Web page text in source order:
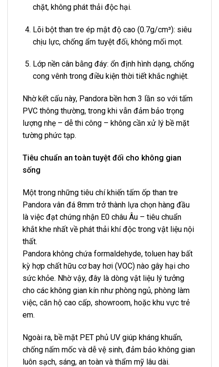
chặt, không phát thải độc hại.
Lõi bột than tre ép mật độ cao (0.7g/cm³): siêu
chịu lực, chống ẩm tuyệt đối, không mối mọt.
Lớp nền cân bằng đáy: ổn định hình dạng, chống
cong vênh trong điều kiện thời tiết khắc nghiệt.
Nhờ kết cấu này, Pandora bền hơn 3 lần so với tấm
PVC thông thường, trong khi vẫn đảm bảo trọng
lượng nhẹ – dễ thi công – không cần xử lý bề mặt
tường phức tạp.
Tiêu chuẩn an toàn tuyệt đối cho không gian
sống
Một trong những tiêu chí khiến tấm ốp than tre
Pandora vân đá 8mm trở thành lựa chọn hàng đầu
là việc đạt chứng nhận E0 châu Âu – tiêu chuẩn
khắt khe nhất về phát thải khí độc trong vật liệu nội
thất.
Pandora không chứa formaldehyde, toluen hay bất
kỳ hợp chất hữu cơ bay hơi (VOC) nào gây hại cho
sức khỏe. Nhờ vậy, đây là dòng vật liệu lý tưởng
cho các không gian kín như phòng ngủ, phòng làm
việc, căn hộ cao cấp, showroom, hoặc khu vực trẻ
em.
Ngoài ra, bề mặt PET phủ UV giúp kháng khuẩn,
chống nấm mốc và dễ vệ sinh, đảm bảo không gian
luôn sạch, sáng, an toàn và thẩm mỹ lâu dài.